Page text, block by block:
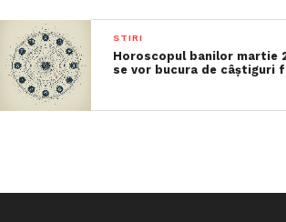
STIRI
Horoscopul banilor martie
se vor bucura de câștiguri